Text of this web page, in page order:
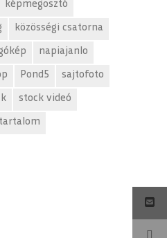
képmegosztó
közösségi csatorna
napiajanlo
Pond5 sajtofoto
stock videó